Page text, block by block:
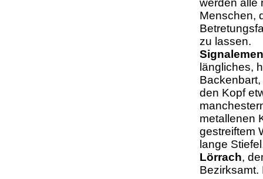
werden alle
Menschen,
zu lassen.
längliches,
den Kopf
metallenen
gestreiftem
lange
Lörrach,